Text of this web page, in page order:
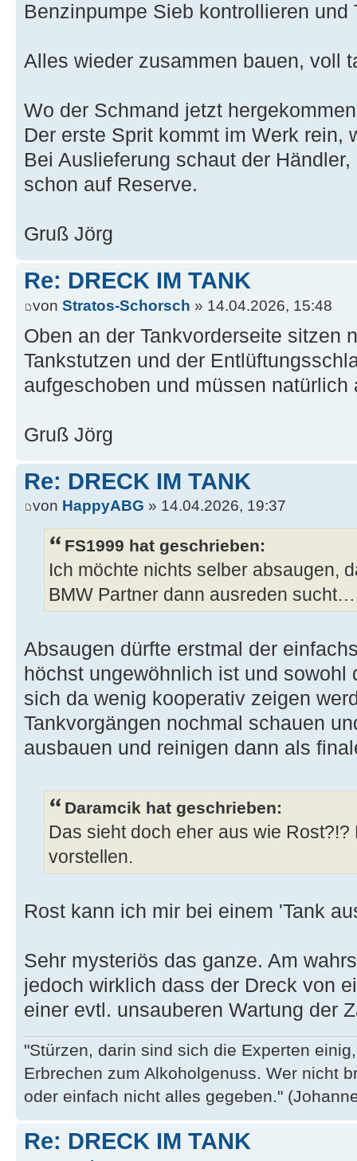
Benzinpumpe Sieb kontrollieren und
Alles wieder zusammen bauen, voll
Wo der Schmand jetzt
Der erste Sprit kommt im Werk rein,
Bei Auslieferung schaut der
schon auf Reserve.
Gruß Jörg
Re: DRECK IM TANK
von Stratos-Schorsch » 14.04.2026, 15:48
Oben an der Tankvorderseite sitzen
Tankstutzen und der
aufgeschoben und müssen
Gruß Jörg
Re: DRECK IM TANK
von HappyABG » 14.04.2026, 19:37
FS1999 hat geschrieben:
Ich möchte nichts selber absaugen,
BMW Partner dann ausreden sucht…
Absaugen dürfte erstmal der
höchst ungewöhnlich ist und sowohl
sich da wenig kooperativ zeigen
Tankvorgängen nochmal schauen
ausbauen und reinigen dann als
Daramcik hat geschrieben:
Das sieht doch eher aus wie
vorstellen.
Rost kann ich mir bei einem 'Tank
Sehr mysteriös das ganze. Am
jedoch wirklich dass der Dreck von
einer evtl. unsauberen Wartung der
"Stürzen, darin sind sich die Experten
Erbrechen zum Alkoholgenuss. Wer nicht
oder einfach nicht alles gegeben."
Re: DRECK IM TANK